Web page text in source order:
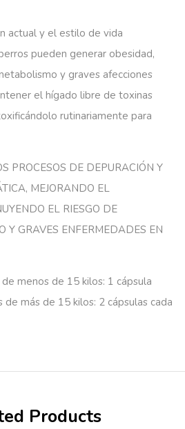
actual y el estilo de vida
pueden generar obesidad,
y graves afecciones
el hígado libre de toxinas
rutinariamente para
PROCESOS DE DEPURACIÓN Y
MEJORANDO EL
EL RIESGO DE
Y GRAVES ENFERMEDADES EN
menos de 15 kilos: 1 cápsula
de más de 15 kilos: 2 cápsulas cada
Products